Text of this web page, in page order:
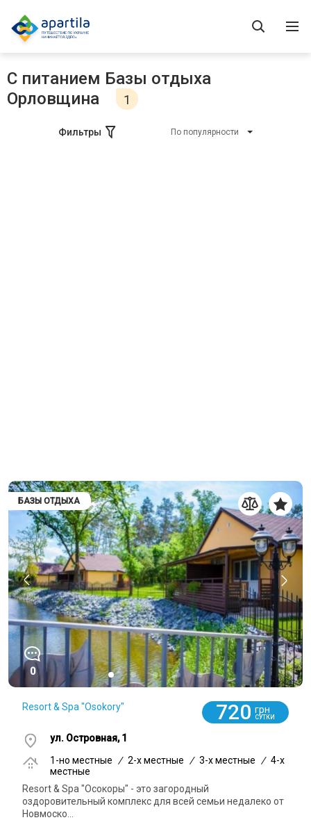
C питанием Базы отдыха
Орловщина
1
Фильтры По популярности
БАЗЫ ОТДЫХА
0
Resort & Spa "Osokory" 720 грн
СУТКИ
ул. Островная, 1
1-но местные
/ 2-x местные / 3-x местные / 4-x
местные
Resort & Spa "Осокоры" - это загородный
оздоровительный комплекс для всей семьи недалеко от
Новмоско...